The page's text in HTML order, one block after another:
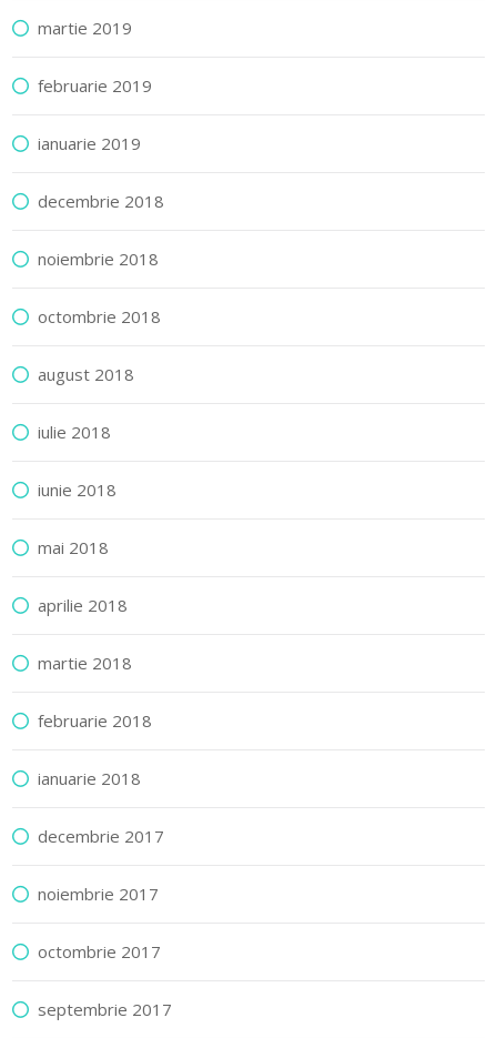
martie 2019
februarie 2019
ianuarie 2019
decembrie 2018
noiembrie 2018
octombrie 2018
august 2018
iulie 2018
iunie 2018
mai 2018
aprilie 2018
martie 2018
februarie 2018
ianuarie 2018
decembrie 2017
noiembrie 2017
octombrie 2017
septembrie 2017